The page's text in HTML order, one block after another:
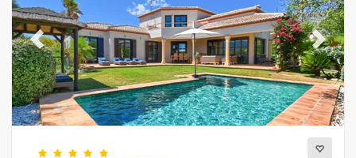
Prestations de service
Vues
Previous Next